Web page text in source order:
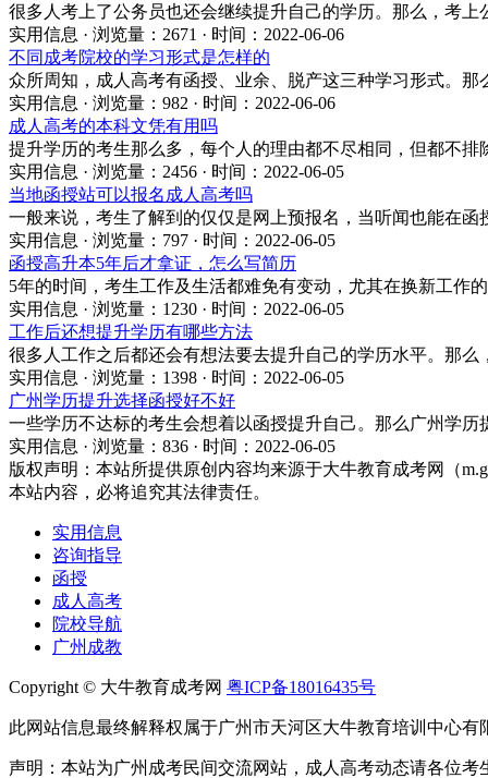
很多人考上了公务员也还会继续提升自己的学历。那么，考上
实用信息 · 浏览量：2671 · 时间：2022-06-06
不同成考院校的学习形式是怎样的
众所周知，成人高考有函授、业余、脱产这三种学习形式。
实用信息 · 浏览量：982 · 时间：2022-06-06
成人高考的本科文凭有用吗
提升学历的考生那么多，每个人的理由都不尽相同，但都不
实用信息 · 浏览量：2456 · 时间：2022-06-05
当地函授站可以报名成人高考吗
一般来说，考生了解到的仅仅是网上预报名，当听闻也能在
实用信息 · 浏览量：797 · 时间：2022-06-05
函授高升本5年后才拿证，怎么写简历
5年的时间，考生工作及生活都难免有变动，尤其在换新工作
实用信息 · 浏览量：1230 · 时间：2022-06-05
工作后还想提升学历有哪些方法
很多人工作之后都还会有想法要去提升自己的学历水平。那
实用信息 · 浏览量：1398 · 时间：2022-06-05
广州学历提升选择函授好不好
一些学历不达标的考生会想着以函授提升自己。那么广州学历
实用信息 · 浏览量：836 · 时间：2022-06-05
版权声明： 本站所提供原创内容均来源于大牛教育成考网（
本站内容，必将追究其法律责任。
实用信息
咨询指导
函授
成人高考
院校导航
广州成教
Copyright © 大牛教育成考网 粤ICP备18016435号
此网站信息最终解释权属于广州市天河区大牛教育培训中心有
声明：本站为广州成考民间交流网站，成人高考动态请各位考